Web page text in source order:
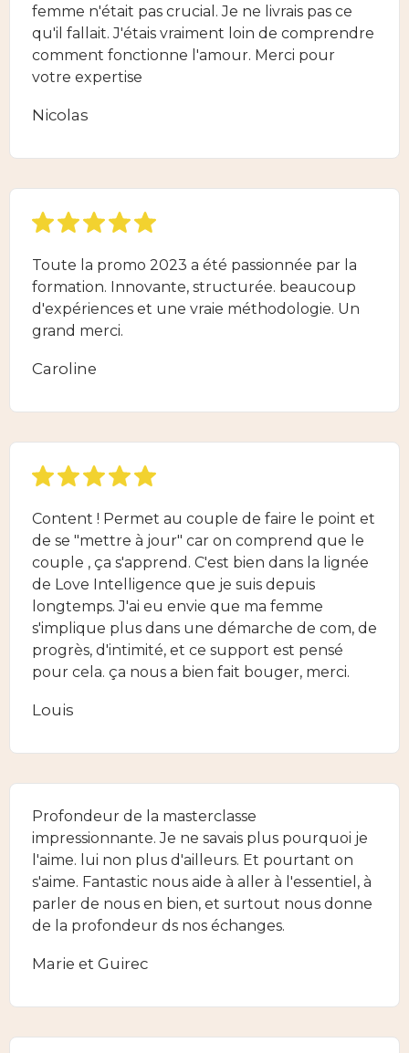
femme n'était pas crucial. Je ne livrais pas ce
qu'il fallait. J'étais vraiment loin de comprendre
comment fonctionne l'amour. Merci pour
votre expertise
Nicolas
Toute la promo 2023 a été passionnée par la
formation. Innovante, structurée. beaucoup
d'expériences et une vraie méthodologie. Un
grand merci.
Caroline
Content ! Permet au couple de faire le point et
de se "mettre à jour" car on comprend que le
couple , ça s'apprend. C'est bien dans la lignée
de Love Intelligence que je suis depuis
longtemps. J'ai eu envie que ma femme
s'implique plus dans une démarche de com, de
progrès, d'intimité, et ce support est pensé
pour cela. ça nous a bien fait bouger, merci.
Louis
Profondeur de la masterclasse
impressionnante. Je ne savais plus pourquoi je
l'aime. lui non plus d'ailleurs. Et pourtant on
s'aime. Fantastic nous aide à aller à l'essentiel, à
parler de nous en bien, et surtout nous donne
de la profondeur ds nos échanges.
Marie et Guirec